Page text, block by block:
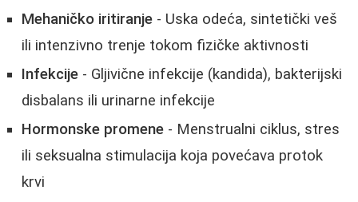
Mehaničko iritiranje - Uska odeća, sintetički veš
ili intenzivno trenje tokom fizičke aktivnosti
Infekcije - Gljivične infekcije (kandida), bakterijski
disbalans ili urinarne infekcije
Hormonske promene - Menstrualni ciklus, stres
ili seksualna stimulacija koja povećava protok
krvi